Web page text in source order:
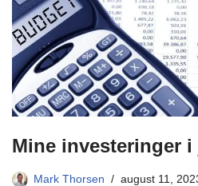
Mine investeringer i
Mark Thorsen august 11,